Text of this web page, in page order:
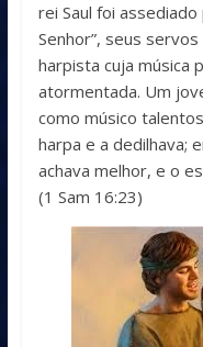
rei Saul foi
Senhor”, seus
harpista cuja música
atormentada. Um
como músico
harpa e a dedilhava;
achava melhor, e o
(1 Sam 16:23)